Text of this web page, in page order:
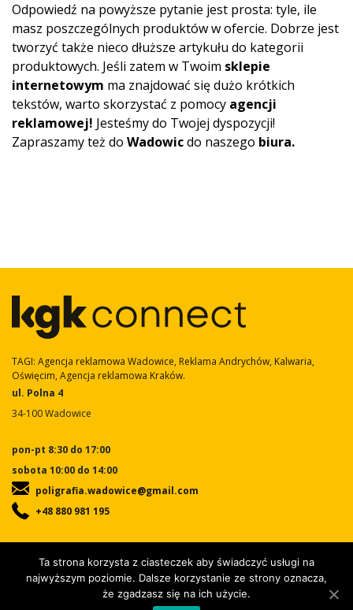
Odpowiedź na powyższe pytanie jest prosta: tyle, ile
masz poszczególnych produktów w ofercie. Dobrze jest
tworzyć także nieco dłuższe artykułu do kategorii
produktowych. Jeśli zatem w Twoim sklepie
internetowym ma znajdować się dużo krótkich
tekstów, warto skorzystać z pomocy agencji
reklamowej! Jesteśmy do Twojej dyspozycji!
Zapraszamy też do Wadowicdo naszego biura.
TAGI: Agencja reklamowa Wadowice, Reklama Andrychów, Kalwaria,
Oświęcim, Agencja reklamowa Kraków.
ul. Polna 4
34-100 Wadowice
pon-pt 8:30 do 17:00
sobota 10:00 do 14:00
poligrafia.wadowice@gmail.com
+48 880 981 195
Ta strona korzysta z ciasteczek aby świadczyć usługi na
najwyższym poziomie. Dalsze korzystanie ze strony oznacza,
że zgadzasz się na ich użycie.